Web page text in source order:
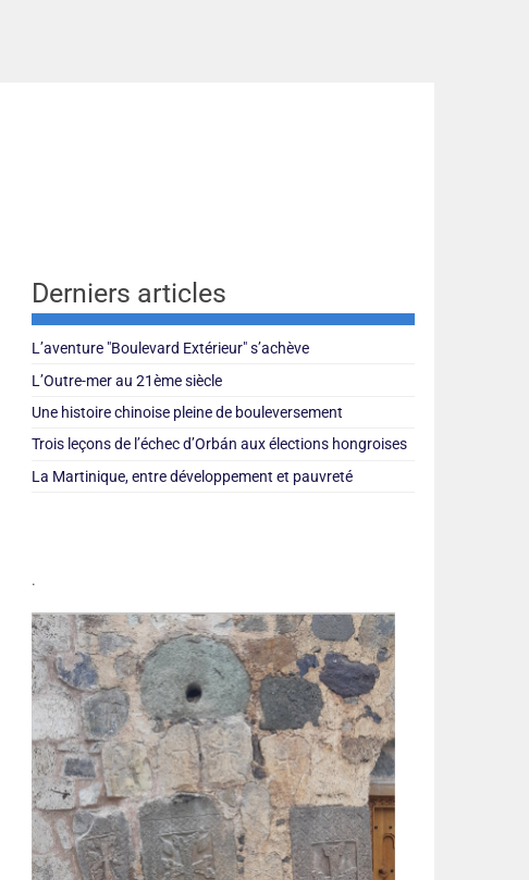
Derniers articles
L’aventure "Boulevard Extérieur" s’achève
L’Outre-mer au 21ème siècle
Une histoire chinoise pleine de bouleversement
Trois leçons de l’échec d’Orbán aux élections hongroises
La Martinique, entre développement et pauvreté
.